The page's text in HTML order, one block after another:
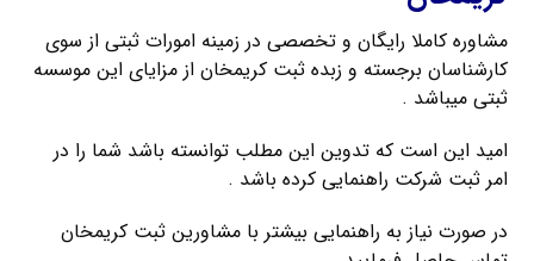
مشاوره کاملا رایگان و تخصصی در زمینه امورات ثبتی از سوی
کارشناسان برجسته و زبده ثبت کریمخان از مزایای این موسسه
ثبتی میباشد .
امید این است که تدوین این مطلب توانسته باشد شما را در
امر ثبت شرکت راهنمایی کرده باشد .
در صورت نیاز به راهنمایی بیشتر با مشاورین ثبت کریمخان